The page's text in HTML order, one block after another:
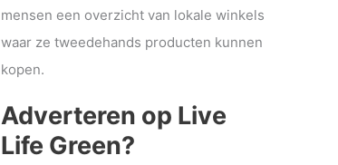
mensen een overzicht van lokale winkels
waar ze tweedehands producten kunnen
kopen.
Adverteren op Live
Life Green?